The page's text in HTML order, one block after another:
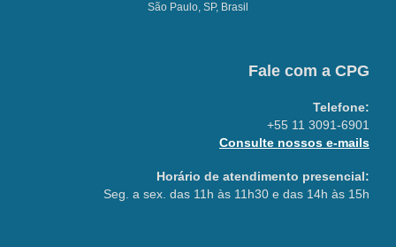
São Paulo, SP, Brasil
Fale com a CPG
Telefone:
+55 11 3091-6901
Consulte nossos e-mails
Horário de atendimento presencial:
Seg. a sex. das 11h às 11h30 e das 14h às 15h